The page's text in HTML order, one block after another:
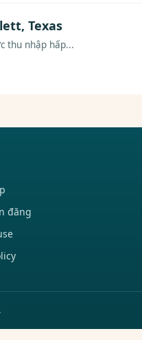
Texas
thu nhập hấp...
đăng